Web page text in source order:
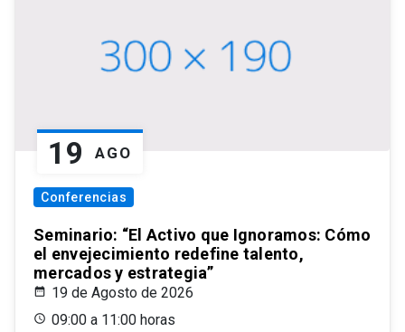
19 AGO
Conferencias
Seminario: “El Activo que Ignoramos: Cómo
el envejecimiento redefine talento,
mercados y estrategia”
19 de Agosto de 2026
09:00 a 11:00 horas